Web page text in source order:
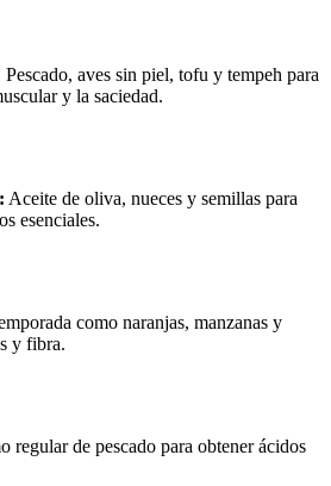
Pescado, aves sin piel, tofu y tempeh para
y la saciedad.
Aceite de oliva, nueces y semillas para
esenciales.
como naranjas, manzanas y
y fibra.
regular de pescado para obtener ácidos